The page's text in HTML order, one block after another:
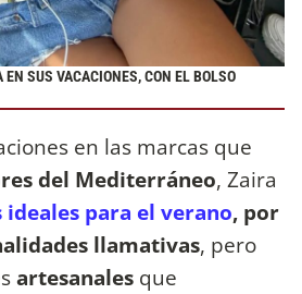
SUS VACACIONES, CON EL BOLSO
en las marcas que
del Mediterráneo, Zaira
ideales para el verano, por
llamativas, pero
artesanales que